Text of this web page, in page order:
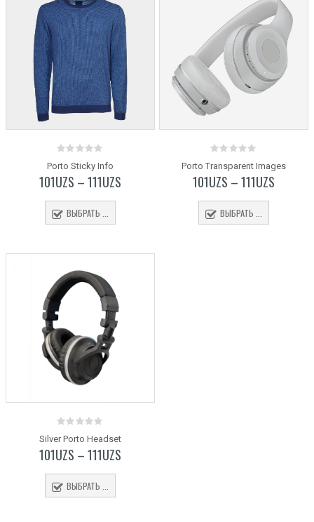
0
out
of
5
Porto Sticky Info
101UZS –111UZS
ВЫБРАТЬ ...
out
of
5
Porto Transparent Images
101UZS –111UZS
ВЫБРАТЬ ...
out
of
5
Silver Porto Headset
101UZS –111UZS
ВЫБРАТЬ ...